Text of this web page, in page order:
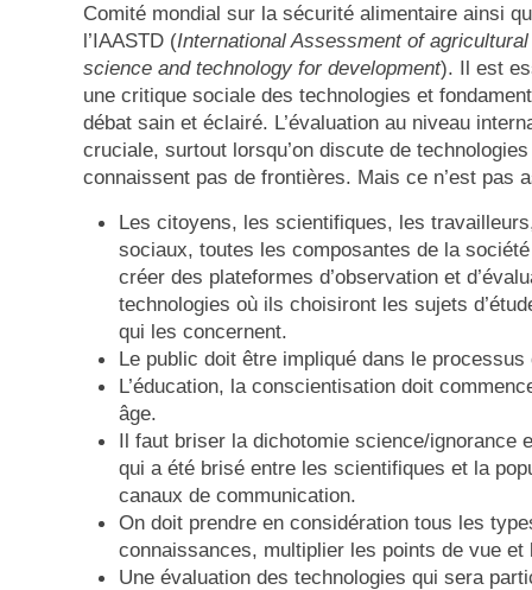
Comité mondial sur la sécurité alimentaire ainsi
l’IAASTD (International Assessment of
science and technology for development). Il est
une critique sociale des technologies et
débat sain et éclairé. L’évaluation au niveau
cruciale, surtout lorsqu’on discute de
connaissent pas de frontières. Mais ce n’est pas
Les citoyens, les scientifiques, les
sociaux, toutes les composantes de la
créer des plateformes d’observation et
technologies où ils choisiront les sujets
qui les concernent.
Le public doit être impliqué dans le processus
L’éducation, la conscientisation doit
âge.
Il faut briser la dichotomie science/ignorance
qui a été brisé entre les scientifiques et la
canaux de communication.
On doit prendre en considération tous les
connaissances, multiplier les points de vue
Une évaluation des technologies qui sera